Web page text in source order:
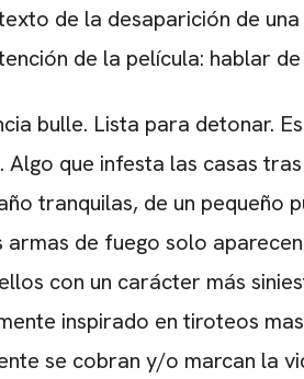
de la desaparición de
de la película: hablar de
bulle. Lista para detonar.
Algo que infesta las casas
tranquilas, de un pequeño
armas de fuego solo
con un carácter más
inspirado en tiroteos
se cobran y/o marcan la